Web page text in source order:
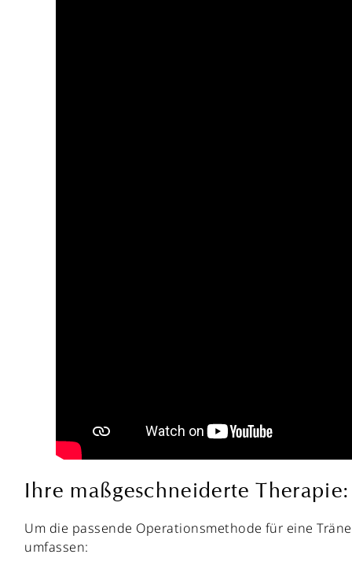
Ihre maßgeschneiderte
Um die passende Operationsmethode für eine
umfassen: